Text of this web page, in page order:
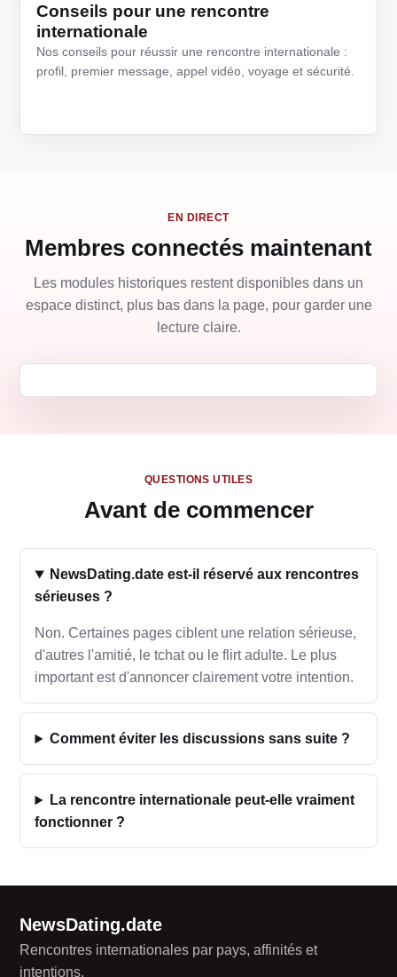
Conseils pour une rencontre
internationale
Nos conseils pour réussir une rencontre internationale :
profil, premier message, appel vidéo, voyage et sécurité.
EN DIRECT
Membres connectés maintenant
Les modules historiques restent disponibles dans un
espace distinct, plus bas dans la page, pour garder une
lecture claire.
QUESTIONS UTILES
Avant de commencer
NewsDating.date est-il réservé aux rencontres
sérieuses ?
Non. Certaines pages ciblent une relation sérieuse,
d'autres l'amitié, le tchat ou le flirt adulte. Le plus
important est d'annoncer clairement votre intention.
Comment éviter les discussions sans suite ?
La rencontre internationale peut-elle vraiment
fonctionner ?
NewsDating.date
Rencontres internationales par pays, affinités et
intentions.